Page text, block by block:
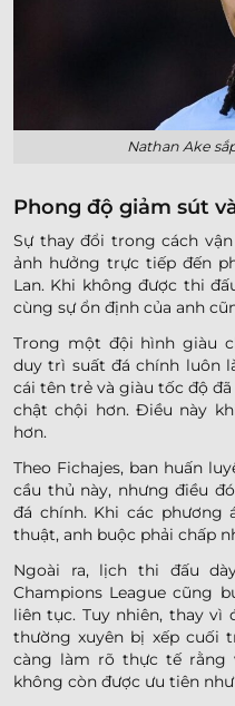
Nathan Ake
Phong độ giảm sút
Sự thay đổi trong cách
ảnh hưởng trực tiếp đến
Lan. Khi không được thi
cùng sự ổn định của anh
Trong một đội hình giàu
duy trì suất đá chính luôn
cái tên trẻ và giàu tốc độ
chật chội hơn. Điều này
hơn.
Theo Fichajes, ban huấn
cầu thủ này, nhưng điều
đá chính. Khi các phương
thuật, anh buộc phải chấp
Ngoài ra, lịch thi đấu
Champions League cũng
liên tục. Tuy nhiên, thay vì
thường xuyên bị xếp cuối
càng làm rõ thực tế rằng
không còn được ưu tiên